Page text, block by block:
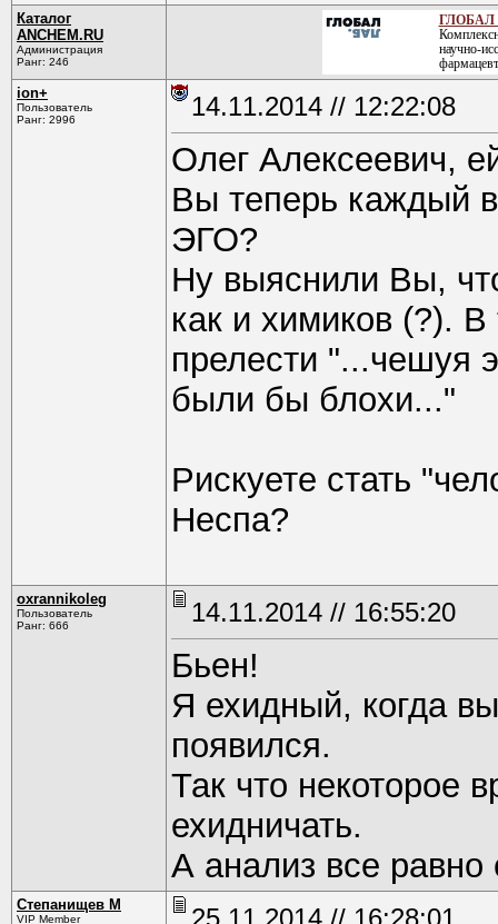
Каталог
ANCHEM.RU
Администрация
Ранг: 246
ГЛОБАЛ
научно-
ion+
Пользователь
Ранг: 2996
14.11.2014 // 12:22:08
Олег Алексеевич,
Вы теперь каждый
ЭГО?
Ну выяснили Вы,
как и химиков (?).
прелести "...чешуя
были бы блохи..."
Рискуете стать
Неспа?
oxrannikoleg
Пользователь
Ранг: 666
14.11.2014 // 16:55:20
Бьен!
Я ехидный, когда
появился.
Так что некоторое
ехидничать.
А анализ все равно
Степанищев М
VIP Member 25.11.2014 // 16:28:01